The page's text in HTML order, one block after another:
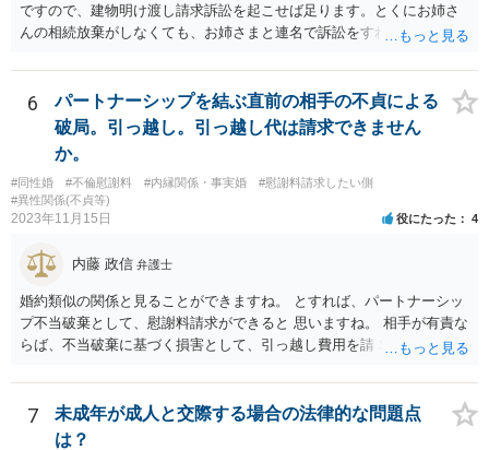
ですので、建物明け渡し請求訴訟を起こせば足ります。とくにお姉さ
んの相続放棄がしなくても、お姉さまと連名で訴訟をすればいいだけ
6
パートナーシップを結ぶ直前の相手の不貞による
破局。引っ越し。引っ越し代は請求できません
か。
#同性婚 #不倫慰謝料 #内縁関係・事実婚
#慰謝料請求したい側
#異性関係(不貞等)
2023年11月15日 役にたった 4
内藤 政信 弁護士
婚約類似の関係と見ることができますね。 とすれば、パートナーシッ
プ不当破棄として、慰謝料請求ができると 思いますね。 相手が有責な
らば、不当破棄に基づく損害として、引っ越し費用を請 求できるよう
7
未成年が成人と交際する場合の法律的な問題点
は？